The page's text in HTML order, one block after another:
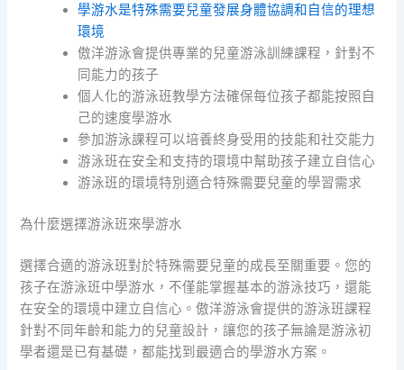
學游水是特殊需要兒童發展身體協調和自信的理想
環境
傲洋游泳會提供專業的兒童游泳訓練課程，針對不
同能力的孩子
個人化的游泳班教學方法確保每位孩子都能按照自
己的速度學游水
參加游泳課程可以培養終身受用的技能和社交能力
游泳班在安全和支持的環境中幫助孩子建立自信心
游泳班的環境特別適合特殊需要兒童的學習需求
為什麼選擇游泳班來學游水
選擇合適的游泳班對於特殊需要兒童的成長至關重要。您的
孩子在游泳班中學游水，不僅能掌握基本的游泳技巧，還能
在安全的環境中建立自信心。傲洋游泳會提供的游泳班課程
針對不同年齡和能力的兒童設計，讓您的孩子無論是游泳初
學者還是已有基礎，都能找到最適合的學游水方案。